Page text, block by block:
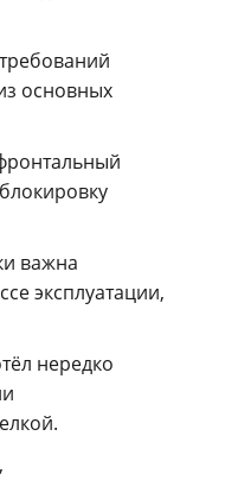
основных
важна
эксплуатации,
нередко